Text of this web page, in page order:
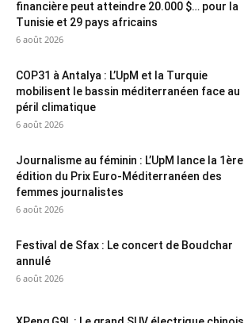
financière peut atteindre 20.000 $… pour la
Tunisie et 29 pays africains
6 août 2026
COP31 à Antalya : L’UpM et la Turquie
mobilisent le bassin méditerranéen face au
péril climatique
6 août 2026
Journalisme au féminin : L’UpM lance la 1ère
édition du Prix Euro-Méditerranéen des
femmes journalistes
6 août 2026
Festival de Sfax : Le concert de Boudchar
annulé
6 août 2026